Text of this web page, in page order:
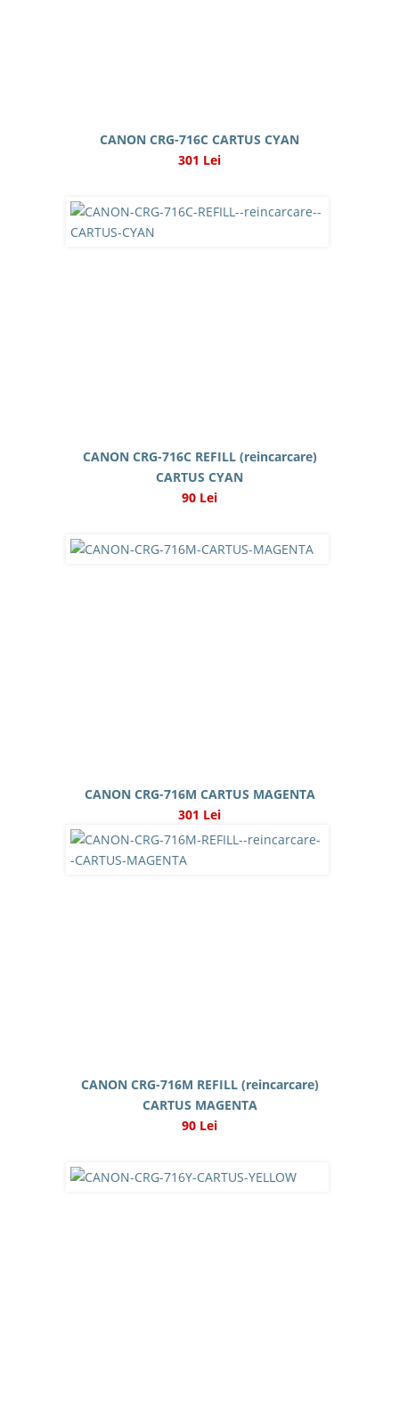
CANON CRG-716C CARTUS CYAN
301 Lei
CANON CRG-716C REFILL (reincarcare)
CARTUS CYAN
90 Lei
CANON CRG-716M CARTUS MAGENTA
301 Lei
CANON CRG-716M REFILL (reincarcare)
CARTUS MAGENTA
90 Lei